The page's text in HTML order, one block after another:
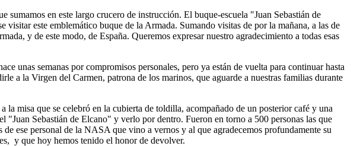
en este largo crucero de instrucción. El buque-escuela "Juan Sebastián de
este emblemático buque de la Armada. Sumando visitas de por la mañana, a las de
y de este modo, de España. Queremos expresar nuestro agradecimiento a todas esas
unas semanas por compromisos personales, pero ya están de vuelta para continuar hasta
a la Virgen del Carmen, patrona de los marinos, que aguarde a nuestras familias durante
misa que se celebró en la cubierta de toldilla, acompañado de un posterior café y una
"Juan Sebastián de Elcano" y verlo por dentro. Fueron en torno a 500 personas las que
ese personal de la NASA que vino a vernos y al que agradecemos profundamente su
y que hoy hemos tenido el honor de devolver.